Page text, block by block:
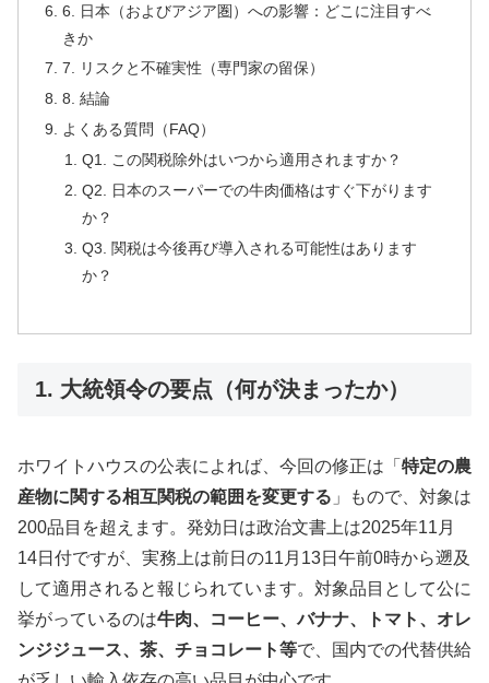
6. 日本（およびアジア圏）への影響：どこに注目すべ
きか
7. リスクと不確実性（専門家の留保）
8. 結論
よくある質問（FAQ）
Q1. この関税除外はいつから適用されますか？
Q2. 日本のスーパーでの牛肉価格はすぐ下がります
か？
Q3. 関税は今後再び導入される可能性はあります
か？
1. 大統領令の要点（何が決まったか）
ホワイトハウスの公表によれば、今回の修正は「 特定の農
産物に関する相互関税の範囲を変更する 」もので、対象は
200品目を超えます。発効日は政治文書上は2025年11月
14日付ですが、実務上は前日の11月13日午前0時から遡及
して適用されると報じられています。対象品目として公に
挙がっているのは牛肉、コーヒー、バナナ、トマト、オレ
ンジジュース、茶、チョコレート等で、国内での代替供給